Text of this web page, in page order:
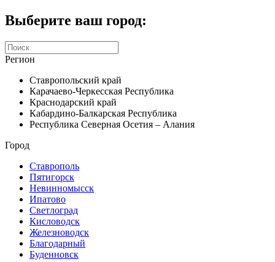
Выберите ваш город:
Регион
Ставропольский край
Карачаево-Черкесская Республика
Краснодарский край
Кабардино-Балкарская Республика
Республика Северная Осетия – Алания
Город
Ставрополь
Пятигорск
Невинномысск
Ипатово
Светлоград
Кисловодск
Железноводск
Благодарный
Буденновск